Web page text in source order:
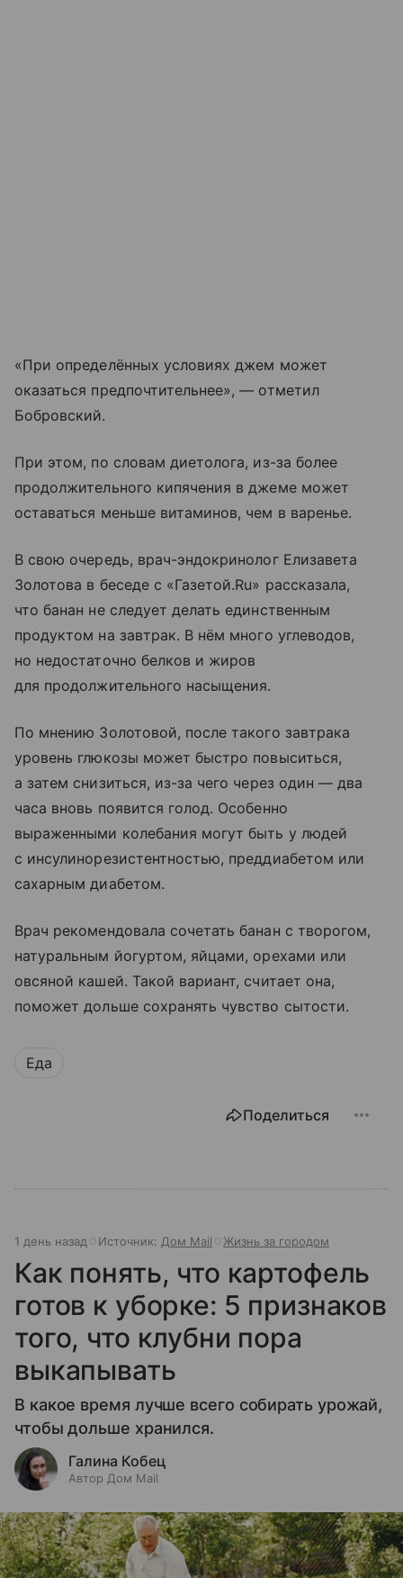
«При определённых условиях джем может
оказаться предпочтительнее», — отметил
Бобровский.
При этом, по словам диетолога, из-за более
продолжительного кипячения в джеме может
оставаться меньше витаминов, чем в варенье.
В свою очередь, врач-эндокринолог Елизавета
Золотова в беседе с «Газетой.Ru» рассказала,
что банан не следует делать единственным
продуктом на завтрак. В нём много углеводов,
но недостаточно белков и жиров
для продолжительного насыщения.
По мнению Золотовой, после такого завтрака
уровень глюкозы может быстро повыситься,
а затем снизиться, из-за чего через один — два
часа вновь появится голод. Особенно
выраженными колебания могут быть у людей
с инсулинорезистентностью, преддиабетом или
сахарным диабетом.
Врач рекомендовала сочетать банан с творогом,
натуральным йогуртом, яйцами, орехами или
овсяной кашей. Такой вариант, считает она,
поможет дольше сохранять чувство сытости.
Еда
Поделиться
1 день назад Источник: Дом Mail Жизнь за городом
Как понять, что картофель
готов к уборке: 5 признаков
того, что клубни пора
выкапывать
В какое время лучше всего собирать урожай,
чтобы дольше хранился.
Галина Кобец
Автор Дом Mail